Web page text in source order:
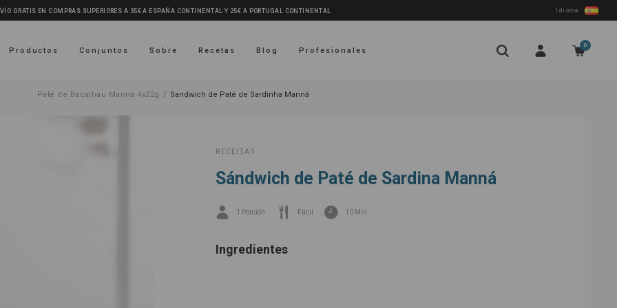
GRATIS EN COMPRAS SUPERIORES A 35€ A ESPAÑA CONTINENTAL Y 25€ A PORTUGAL CONTINENTAL Idioma
Productos Conjuntos Sobre Recetas Blog Profesionales
0
Paté de Bacalhau Manná 4x22g / Sandwich de Paté de Sardinha Manná
RECEITAS
Sándwich de Paté de Sardina Manná
1 Porción Fácil 10 Min
Ingredientes